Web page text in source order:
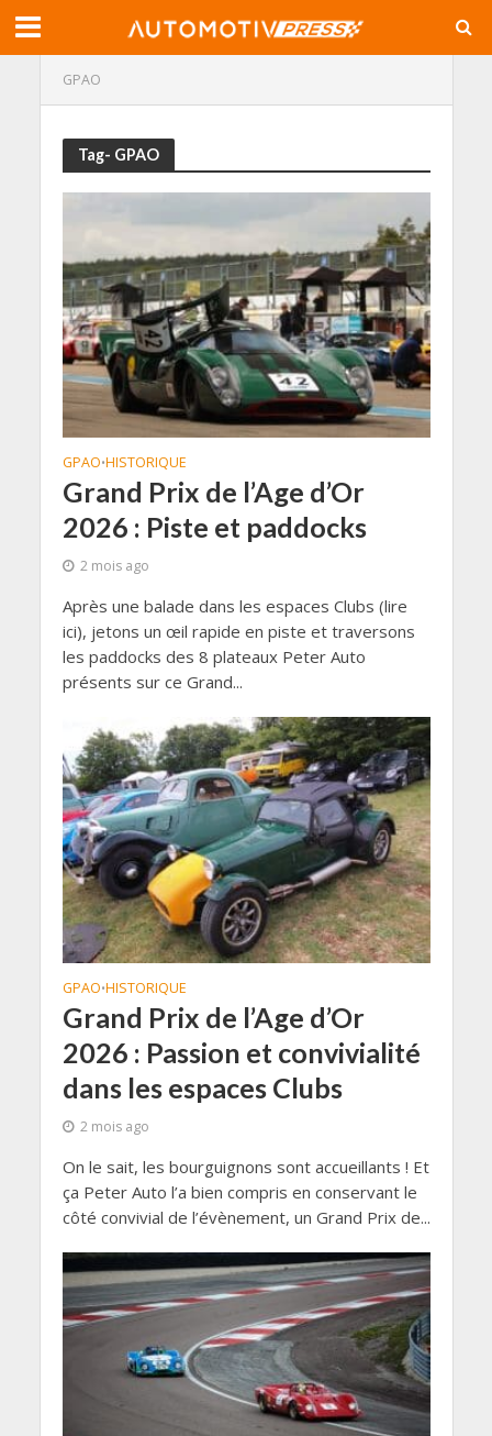
GPAO
Tag- GPAO
GPAO•HISTORIQUE
Grand Prix de l’Age d’Or
2026 : Piste et paddocks
2 mois ago
Après une balade dans les espaces Clubs (lire
ici), jetons un œil rapide en piste et traversons
les paddocks des 8 plateaux Peter Auto
présents sur ce Grand...
GPAO•HISTORIQUE
Grand Prix de l’Age d’Or
2026 : Passion et convivialité
dans les espaces Clubs
2 mois ago
On le sait, les bourguignons sont accueillants ! Et
ça Peter Auto l’a bien compris en conservant le
côté convivial de l’évènement, un Grand Prix de...